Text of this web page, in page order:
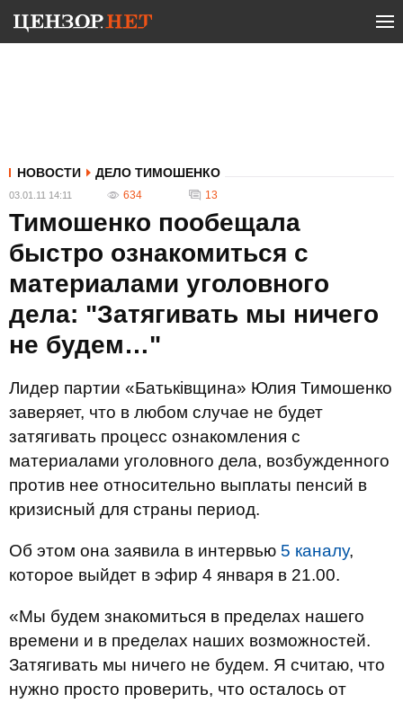
НОВОСТИ ДЕЛО ТИМОШЕНКО
03.01.11 14:11 634 13
Тимошенко пообещала
быстро ознакомиться с
материалами уголовного
дела: "Затягивать мы ничего
не будем…"
Лидер партии «Батькiвщина» Юлия Тимошенко
заверяет, что в любом случае не будет
затягивать процесс ознакомления с
материалами уголовного дела, возбужденного
против нее относительно выплаты пенсий в
кризисный для страны период.
Об этом она заявила в интервью 5 каналу,
которое выйдет в эфир 4 января в 21.00.
«Мы будем знакомиться в пределах нашего
времени и в пределах наших возможностей.
Затягивать мы ничего не будем. Я считаю, что
нужно просто проверить, что осталось от